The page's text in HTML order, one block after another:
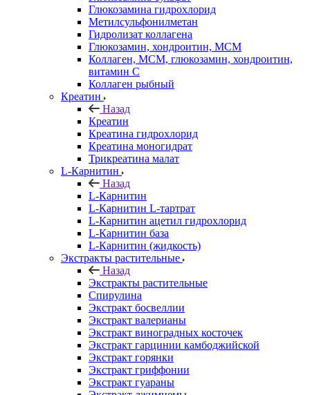
Глюкозамина гидрохлорид
Метилсульфонилметан
Гидролизат коллагена
Глюкозамин, хондроитин, МСМ
Коллаген, МСМ, глюкозамин, хондроитин,
витамин С
Коллаген рыбный
Креатин
Назад
Креатин
Креатина гидрохлорид
Креатина моногидрат
Трикреатина малат
L-Карнитин
Назад
L-Карнитин
L-Карнитин L-тартрат
L-Карнитин ацетил гидрохлорид
L-Карнитин база
L-Карнитин (жидкость)
Экстракты растительные
Назад
Экстракты растительные
Спирулина
Экстракт босвеллии
Экстракт валерианы
Экстракт виноградных косточек
Экстракт гарцинии камбоджийской
Экстракт горянки
Экстракт гриффонии
Экстракт гуараны